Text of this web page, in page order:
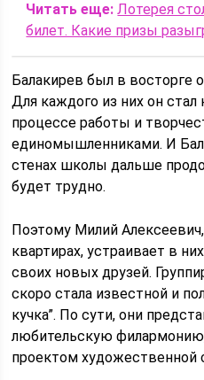
Читать еще: Лотерея
билет. Какие призы
Балакирев был в восторге
Для каждого из них он
процессе работы и
единомышленниками. И
стенах школы дальше
будет трудно.
Поэтому Милий
квартирах, устраивает в
своих новых друзей.
скоро стала известной и
кучка”. По сути, они
любительскую
проектом художественной